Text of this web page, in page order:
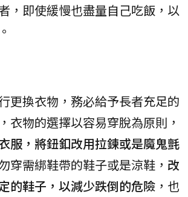
，即使緩慢也盡量自己吃飯，以
更換衣物，務必給予長者充足的
衣物的選擇以容易穿脫為原則，
服，將鈕釦改用拉鍊或是魔鬼氈
穿需綁鞋帶的鞋子或是涼鞋， 改
的鞋子，以減少跌倒的危險 ，也